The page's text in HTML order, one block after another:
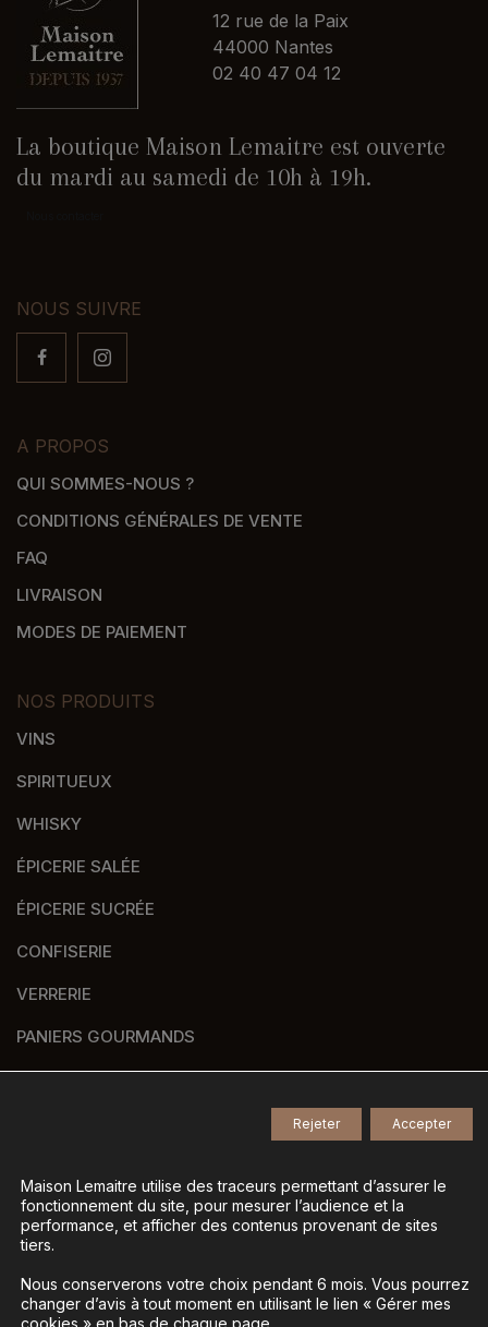
12 rue de la Paix
44000 Nantes
02 40 47 04 12
La boutique Maison Lemaitre est ouverte
du mardi au samedi de 10h à 19h.
NOUS SUIVRE
A PROPOS
QUI SOMMES-NOUS ?
CONDITIONS GÉNÉRALES DE VENTE
FAQ
LIVRAISON
MODES DE PAIEMENT
NOS PRODUITS
VINS
SPIRITUEUX
WHISKY
ÉPICERIE SALÉE
ÉPICERIE SUCRÉE
CONFISERIE
VERRERIE
PANIERS GOURMANDS
NOS MARQUES
© 2026 Tous droits réservés -
Agence de communication Nantes B17-
Mentions légales-
Gérer mes cookies
Maison Lemaitre utilise des traceurs permettant d’assurer le
fonctionnement du site, pour mesurer l’audience et la
performance, et afficher des contenus provenant de sites
tiers.
Nous conserverons votre choix pendant 6 mois. Vous pourrez
changer d’avis à tout moment en utilisant le lien « Gérer mes
cookies » en bas de chaque page.
Accepter
Rejeter